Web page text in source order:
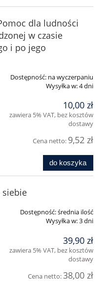
dla ludności
w czasie
i po jego
Dostępność: na wyczerpaniu
Wysyłka w:4 dni
10,00 zł
zawiera 5% VAT, bez kosztów
dostawy
Cena netto: 9,52 zł
do koszyka
siebie
Dostępność:średnia ilość
Wysyłka w:3 dni
39,90 zł
zawiera 5% VAT, bez kosztów
dostawy
Cena netto:38,00 zł